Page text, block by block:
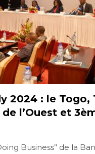
2024 : le Togo,
l’Ouest et
Business’’ de la